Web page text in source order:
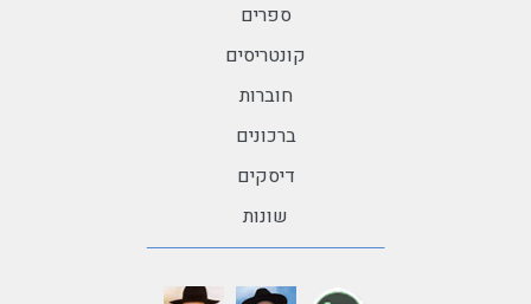
ספרים
קונטריסים
חוברות
ברכונים
דיסקים
שונות